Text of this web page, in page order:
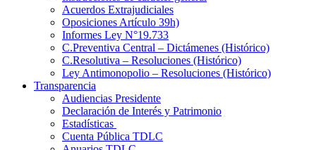
Acuerdos Extrajudiciales
Oposiciones Artículo 39h)
Informes Ley N°19.733
C.Preventiva Central – Dictámenes (Histórico)
C.Resolutiva – Resoluciones (Histórico)
Ley Antimonopolio – Resoluciones (Histórico)
Transparencia
Audiencias Presidente
Declaración de Interés y Patrimonio
Estadísticas
Cuenta Pública TDLC